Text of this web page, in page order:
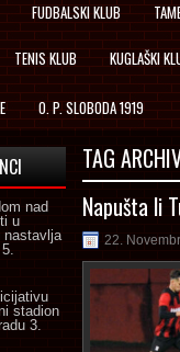
FUDBALSKI KLUB
TENIS KLUB KUGLAŠKI
O. P. SLOBODA 1919
TAG
Napušta li
22.
nad
u
nastavlja
5.
stadion
3.